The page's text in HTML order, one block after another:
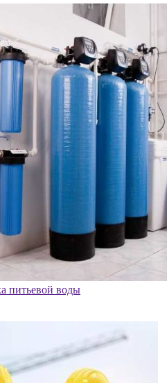
питьевой воды